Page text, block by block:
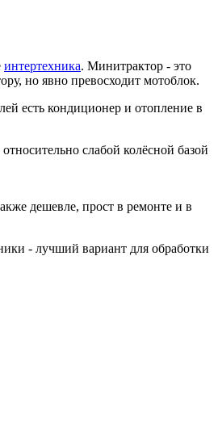
интертехника. Минитрактор - это
но явно превосходит мотоблок.
есть кондиционер и отопление в
слабой колёсной базой
дешевле, прост в ремонте и в
- лучший вариант для обработки